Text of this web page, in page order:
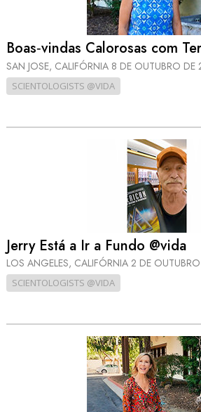
Boas‑vindas Calorosas com
SAN JOSE, CALIFÓRNIA 8 DE OUTUBRO DE
SCIENTOLOGISTS @VIDA
Jerry Está a Ir a Fundo @vida
LOS ANGELES, CALIFÓRNIA 2 DE
SCIENTOLOGISTS @VIDA